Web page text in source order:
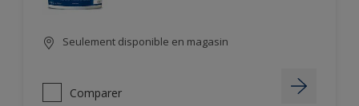
Seulement disponible en magasin
Comparer